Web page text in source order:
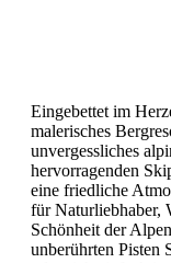
Eingebettet im
malerisches
unvergessliches
hervorragenden
eine friedliche
für Naturliebhaber,
Schönheit der
unberührten Pisten